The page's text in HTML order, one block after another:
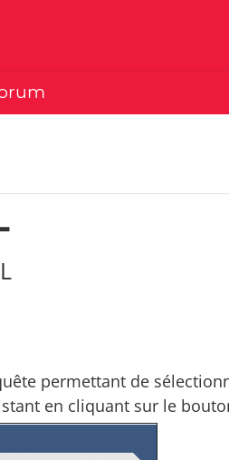
permettant de
en cliquant sur le